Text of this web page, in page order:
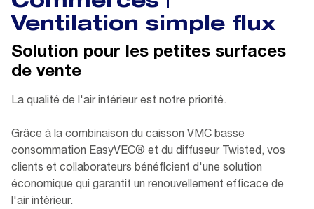
Ventilation simple flux
Solution pour les petites surfaces
de vente
La qualité de l'air intérieur est notre priorité.
Grâce à la combinaison du caisson VMC basse
consommation EasyVEC® et du diffuseur Twisted, vos
clients et collaborateurs bénéficient d'une solution
économique qui garantit un renouvellement efficace de
l'air intérieur.